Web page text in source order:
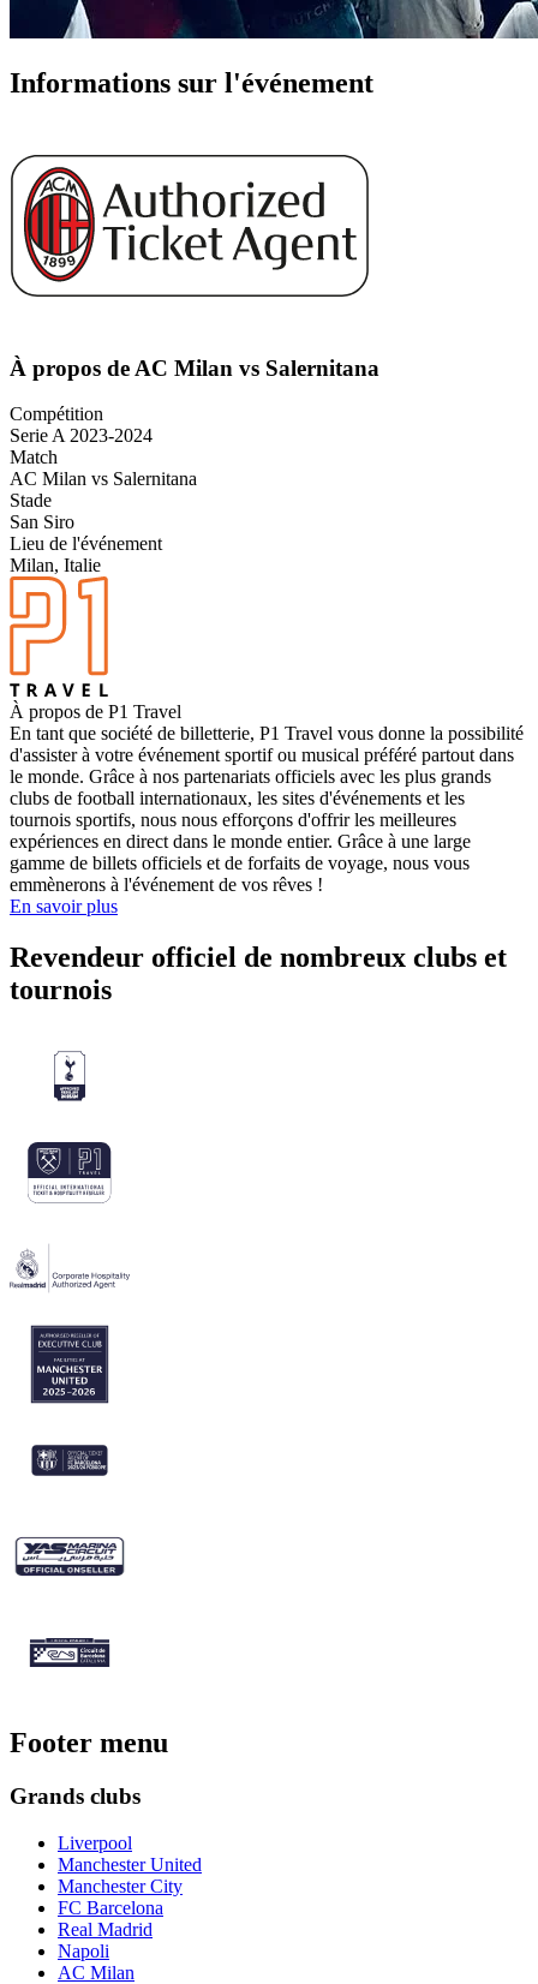
Informations sur l'événement
À propos de AC Milan vs Salernitana
Compétition
Serie A 2023-2024
Match
AC Milan vs Salernitana
Stade
San Siro
Lieu de l'événement
Milan, Italie
À propos de P1 Travel
En tant que société de billetterie, P1 Travel vous donne la possibilité
d'assister à votre événement sportif ou musical préféré partout dans
le monde. Grâce à nos partenariats officiels avec les plus grands
clubs de football internationaux, les sites d'événements et les
tournois sportifs, nous nous efforçons d'offrir les meilleures
expériences en direct dans le monde entier. Grâce à une large
gamme de billets officiels et de forfaits de voyage, nous vous
emmènerons à l'événement de vos rêves !
En savoir plus
Revendeur officiel de nombreux clubs et
tournois
Footer menu
Grands clubs
Liverpool
Manchester United
Manchester City
FC Barcelona
Real Madrid
Napoli
AC Milan